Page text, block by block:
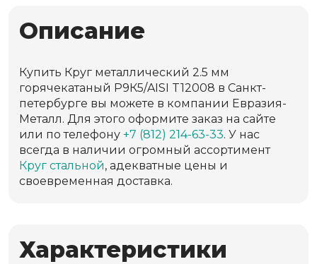
Описание
Купить Круг металлический 2.5 мм
горячекатаный Р9К5/AISI T12008 в Санкт-
петербурге вы можете в компании Евразия-
Металл. Для этого оформите заказ на сайте
или по телефону +7 (812) 214-63-33. У нас
всегда в наличии огромный ассортимент
Круг стальной, адекватные цены и
своевременная доставка.
Характеристики